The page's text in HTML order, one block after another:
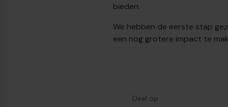
bieden.
We hebben de eerste stap
een nog grotere impact te
Deel op